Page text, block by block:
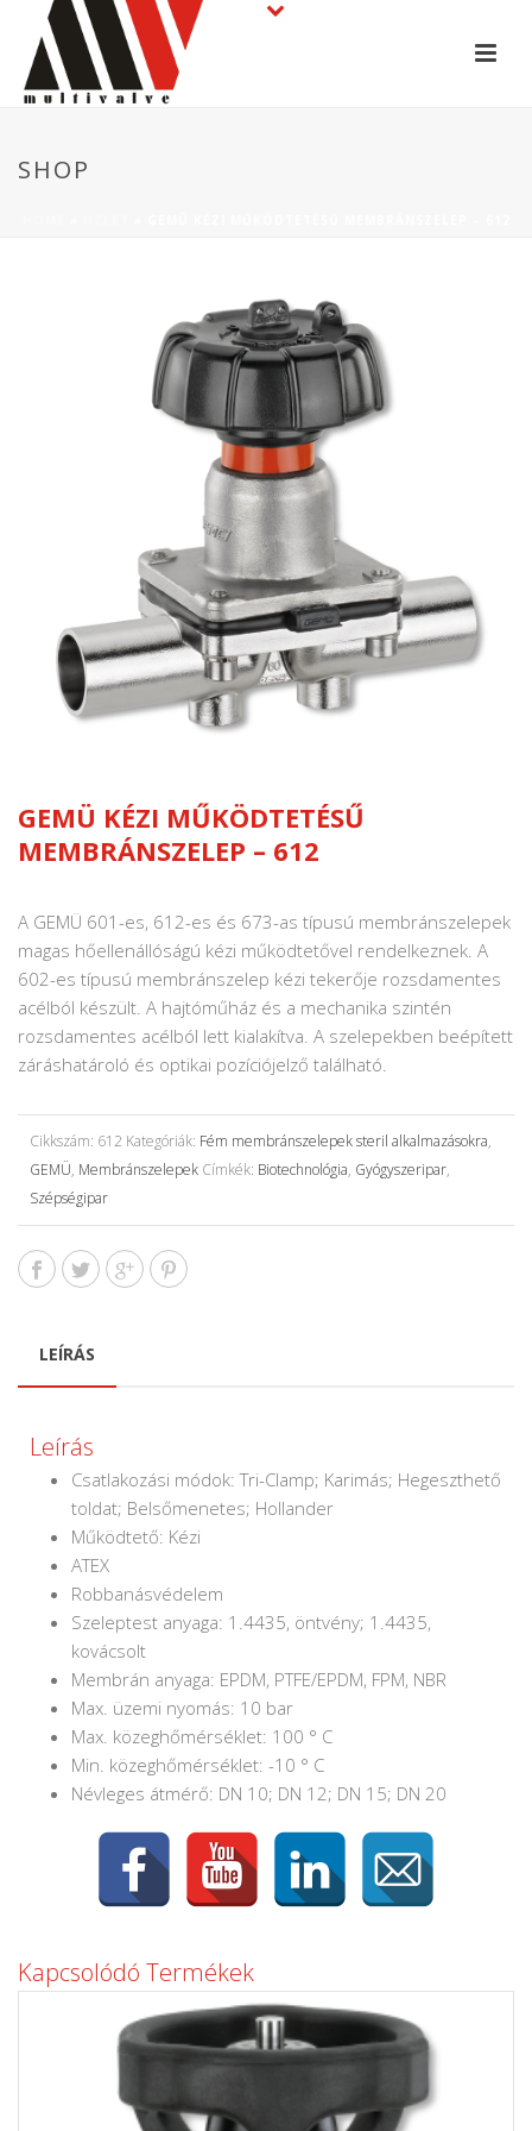
SHOP
GEMÜ KÉZI MŰKÖDTETÉSŰ
MEMBRÁNSZELEP – 612
A GEMÜ 601-es, 612-es és 673-as típusú membránszelepek
magas hőellenállóságú kézi működtetővel rendelkeznek. A
602-es típusú membránszelep kézi tekerője rozsdamentes
acélból készült. A hajtóműház és a mechanika szintén
rozsdamentes acélból lett kialakítva. A szelepekben beépített
záráshatároló és optikai pozíciójelző található.
Cikkszám: 612 Kategóriák: Fém membránszelepek steril alkalmazásokra,
GEMÜ, Membránszelepek Címkék: Biotechnológia, Gyógyszeripar,
Szépségipar
LEÍRÁS
Leírás
Csatlakozási módok: Tri-Clamp; Karimás; Hegeszthető
toldat; Belsőmenetes; Hollander
Működtető: Kézi
ATEX
Robbanásvédelem
Szeleptest anyaga: 1.4435, öntvény; 1.4435,
kovácsolt
Membrán anyaga: EPDM, PTFE/EPDM, FPM, NBR
Max. üzemi nyomás: 10 bar
Max. közeghőmérséklet: 100 ° C
Min. közeghőmérséklet: -10 ° C
Névleges átmérő: DN 10; DN 12; DN 15; DN 20
Kapcsolódó Termékek